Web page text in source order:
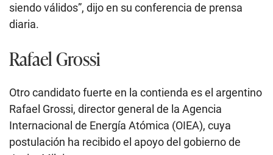
siendo válidos”, dijo en su conferencia de prensa
diaria.
Rafael Grossi
Otro candidato fuerte en la contienda es el argentino
Rafael Grossi, director general de la Agencia
Internacional de Energía Atómica (OIEA), cuya
postulación ha recibido el apoyo del gobierno de